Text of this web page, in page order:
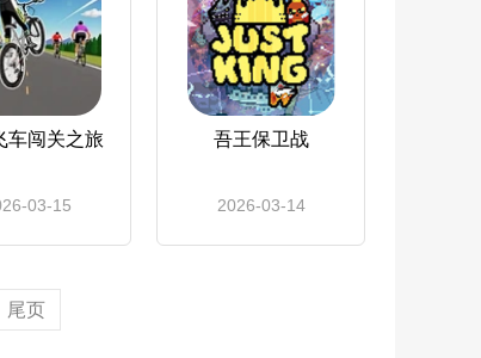
车闯关之旅
03-15
吾王保卫战
2026-03-14
尾页